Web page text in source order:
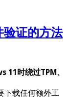
证的方法
11时绕过TPM、
下载任何额外工